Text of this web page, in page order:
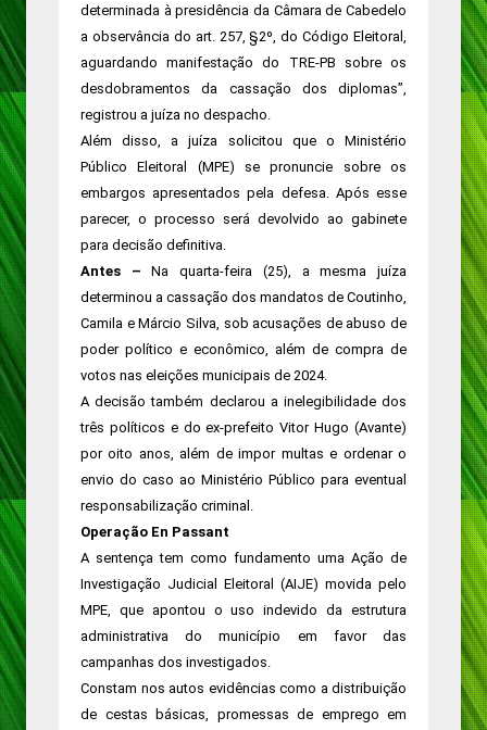
determinada à presidência da Câmara de Cabedelo
a observância do art. 257, §2º, do Código Eleitoral,
aguardando manifestação do TRE-PB sobre os
desdobramentos da cassação dos diplomas”,
registrou a juíza no despacho.
Além disso, a juíza solicitou que o Ministério
Público Eleitoral (MPE) se pronuncie sobre os
embargos apresentados pela defesa. Após esse
parecer, o processo será devolvido ao gabinete
para decisão definitiva.
Antes –Na quarta-feira (25), a mesma juíza
determinou a cassação dos mandatos de Coutinho,
Camila e Márcio Silva, sob acusações de abuso de
poder político e econômico, além de compra de
votos nas eleições municipais de 2024.
A decisão também declarou a inelegibilidade dos
três políticos e do ex-prefeito Vitor Hugo (Avante)
por oito anos, além de impor multas e ordenar o
envio do caso ao Ministério Público para eventual
responsabilização criminal.
Operação En Passant
A sentença tem como fundamento uma Ação de
Investigação Judicial Eleitoral (AIJE) movida pelo
MPE, que apontou o uso indevido da estrutura
administrativa do município em favor das
campanhas dos investigados.
Constam nos autos evidências como a distribuição
de cestas básicas, promessas de emprego em